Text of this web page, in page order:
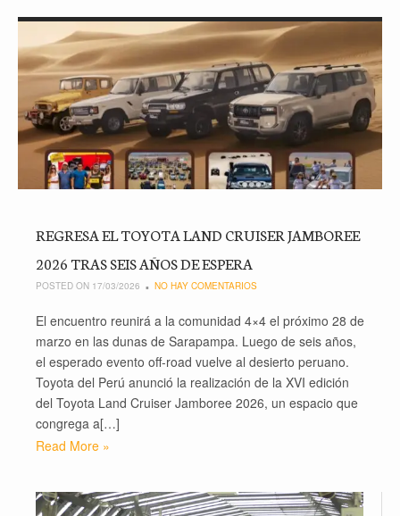
REGRESA EL TOYOTA LAND CRUISER JAMBOREE
2026 TRAS SEIS AÑOS DE ESPERA
POSTED ON 17/03/2026 NO HAY COMENTARIOS
El encuentro reunirá a la comunidad 4×4 el próximo 28 de
marzo en las dunas de Sarapampa. Luego de seis años,
el esperado evento off-road vuelve al desierto peruano.
Toyota del Perú anunció la realización de la XVI edición
del Toyota Land Cruiser Jamboree 2026, un espacio que
congrega a[…]
Read More »